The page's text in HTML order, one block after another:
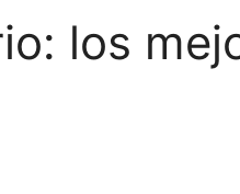
los